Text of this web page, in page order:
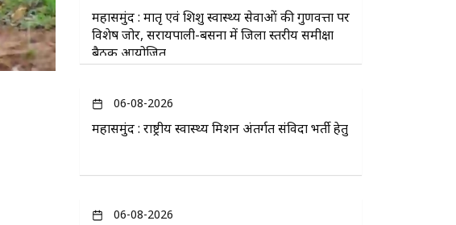
महासमुंद : मातृ एवं शिशु स्वास्थ्य सेवाओं की गुणवत्ता पर
विशेष जोर, सरायपाली-बसना में जिला स्तरीय समीक्षा
बैठक आयोजित
06-08-2026
महासमुंद : राष्ट्रीय स्वास्थ्य मिशन अंतर्गत संविदा भर्ती हेतु
06-08-2026